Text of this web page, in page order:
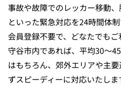
事故や故障でのレッカー移動
といった緊急対応を24時間体制
会員登録不要で、どなたでもご
守谷市内であれば、平均30〜
はもちろん、郊外エリアや主
ずスピーディーに対応いたしま